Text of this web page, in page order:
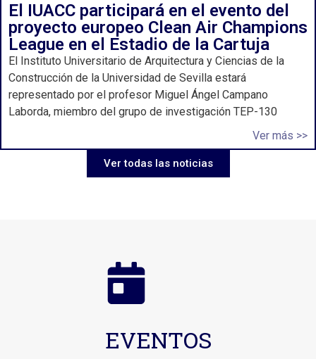
El IUACC participará en el evento del
proyecto europeo Clean Air Champions
League en el Estadio de la Cartuja
El Instituto Universitario de Arquitectura y Ciencias de la
Construcción de la Universidad de Sevilla estará
representado por el profesor Miguel Ángel Campano
Laborda, miembro del grupo de investigación TEP-130
Ver más >>
Ver todas las noticias
EVENTOS